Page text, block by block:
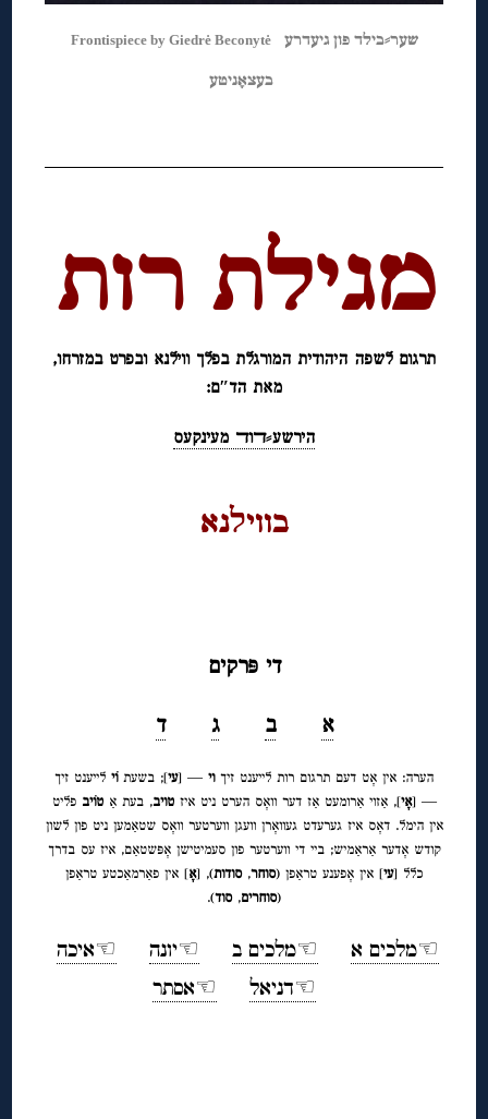
Frontispiece by Giedrė Beconytė שער⸗בילד פון גיעדרע
בעצאָניטע
מגילת רות
תרגום לשפה היהודית המורגלת בפלך ווילנא ובפרט במזרחו,
מאת הד″ם:
הירשע⸗ﬢוﬢ מעינקעס
בוויﬥנא
די פּרקים
א
ב ג ד
הערה: אין אָט דעם תרגום רות לייענט זיך וי — [עי]; בשעתוֹי לייענט זיך
— [אָי], אַזוי אַרומעט אַז דער וואָס הערט ניט איזטויב, בעת אַטוֹיב פליט
אין הימל. דאָס איז גערעדט געוואָרן וועגן ווערטער וואָס שטאַמען ניט פון לשון
קודש אָדער אַראַמיש; ביי די ווערטער פון סעמיטישן אָפּשטאַם, איז עס בדרך
כלל [עי] אין אָפענע טראַפן (סוחר,סודות), [אָ] אין פאַרמאַכטע טראַפן
(סוחרים,סוד).
☜מלכים א ☜מלכים ב ☜יונה
☜איכה
☜דניאל
☜אסתר